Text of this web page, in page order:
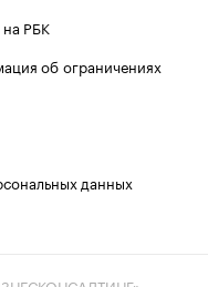
РБК
об ограничениях
данных